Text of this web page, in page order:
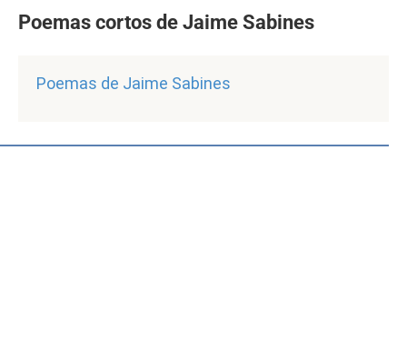
Poemas cortos de Jaime Sabines
Poemas de Jaime Sabines